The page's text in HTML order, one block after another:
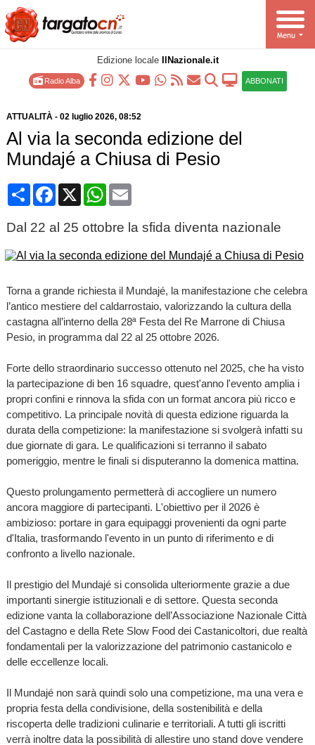
Edizione locale IlNazionale.it
Radio Alba ABBONATI
ATTUALITÀ- 02 luglio 2026, 08:52
Al via la seconda edizione del
Mundajé a Chiusa di Pesio
CondividiFacebook
X WhatsApp
Email
Dal 22 al 25 ottobre la sfida diventa nazionale
Torna a grande richiesta il Mundajé, la manifestazione che celebra
l’antico mestiere del caldarrostaio, valorizzando la cultura della
castagna all’interno della 28ª Festa del Re Marrone di Chiusa
Pesio, in programma dal 22 al 25 ottobre 2026.
Forte dello straordinario successo ottenuto nel 2025, che ha visto
la partecipazione di ben 16 squadre, quest'anno l'evento amplia i
propri confini e rinnova la sfida con un format ancora più ricco e
competitivo. La principale novità di questa edizione riguarda la
durata della competizione: la manifestazione si svolgerà infatti su
due giornate di gara. Le qualificazioni si terranno il sabato
pomeriggio, mentre le finali si disputeranno la domenica mattina.
Questo prolungamento permetterà di accogliere un numero
ancora maggiore di partecipanti. L'obiettivo per il 2026 è
ambizioso: portare in gara equipaggi provenienti da ogni parte
d'Italia, trasformando l'evento in un punto di riferimento e di
confronto a livello nazionale.
Il prestigio del Mundajé si consolida ulteriormente grazie a due
importanti sinergie istituzionali e di settore. Questa seconda
edizione vanta la collaborazione dell’Associazione Nazionale Città
del Castagno e della Rete Slow Food dei Castanicoltori, due realtà
fondamentali per la valorizzazione del patrimonio castanicolo e
delle eccellenze locali.
Il Mundajé non sarà quindi solo una competizione, ma una vera e
propria festa della condivisione, della sostenibilità e della
riscoperta delle tradizioni culinarie e territoriali. A tutti gli iscritti
verrà inoltre data la possibilità di allestire uno stand dove vendere